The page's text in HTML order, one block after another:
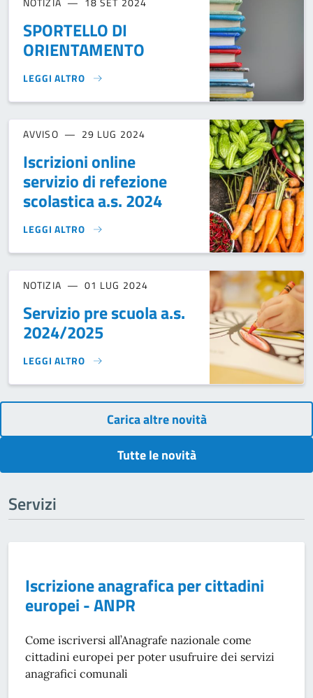
SPORTELLO DI
ORIENTAMENTO
LEGGI ALTRO
SPORTELLO DI ORIENTAMENTO}
AVVISO 29 LUG 2024
Iscrizioni online
servizio di refezione
scolastica a.s. 2024
LEGGI ALTRO
ISCRIZIONI ONLINE SERVIZIO DI REFEZIONE SCOLASTICA
NOTIZIA 01 LUG 2024
Servizio pre scuola a.s.
2024/2025
LEGGI ALTRO
SERVIZIO PRE SCUOLA A.S. 2024/2025}
Carica altre novità
Tutte le novità
Servizi
Iscrizione anagrafica per cittadini
europei - ANPR
Come iscriversi all’Anagrafe nazionale come
cittadini europei per poter usufruire dei servizi
anagrafici comunali